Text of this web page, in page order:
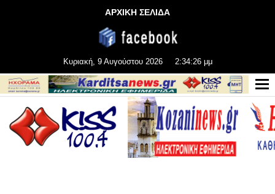
ΑΡΧΙΚΗ ΣΕΛΙΔΑ
Κυριακή, 9 Αυγούστου 2026 2:34:27 μμ